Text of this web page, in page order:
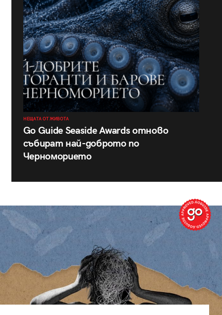
НЕЩАТА ОТ ЖИВОТА
Go Guide Seaside Awards отново
събират най-доброто по
Черноморието